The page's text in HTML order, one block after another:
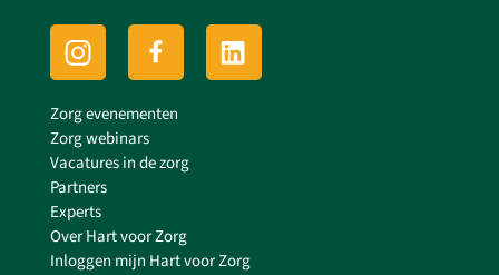
Zorg evenementen
Zorg webinars
Vacatures in de zorg
Partners
Experts
Over Hart voor Zorg
Inloggen mijn Hart voor Zorg